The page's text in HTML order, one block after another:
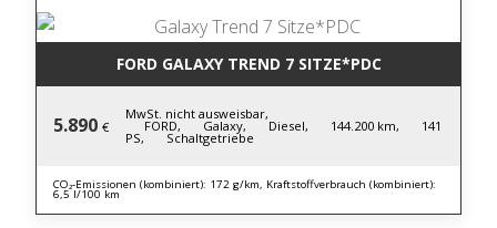
FORD GALAXY TREND 7 SITZE*PDC
5.890 €
MwSt. nicht ausweisbar,
FORD, Galaxy, Diesel, 144.200 km, 141
PS, Schaltgetriebe
CO₂-Emissionen (kombiniert): 172 g/km, Kraftstoffverbrauch (kombiniert):
6,5 l/100 km